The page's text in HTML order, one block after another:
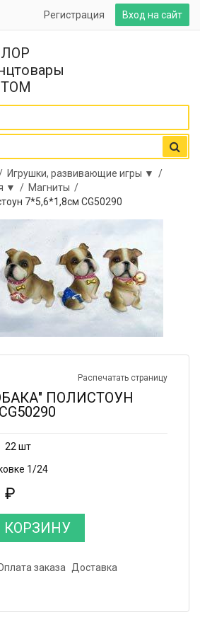
Вход на сайт
Регистрация
Игрушки, развивающие игры ▼ /
▼ / Магниты /
7*5,6*1,8см CG50290
Распечатать страницу
ПОЛИСТОУН
22 шт
1/24
₽
КОРЗИНУ
заказа Доставка